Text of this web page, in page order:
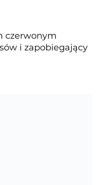
czerwonym
i zapobiegający